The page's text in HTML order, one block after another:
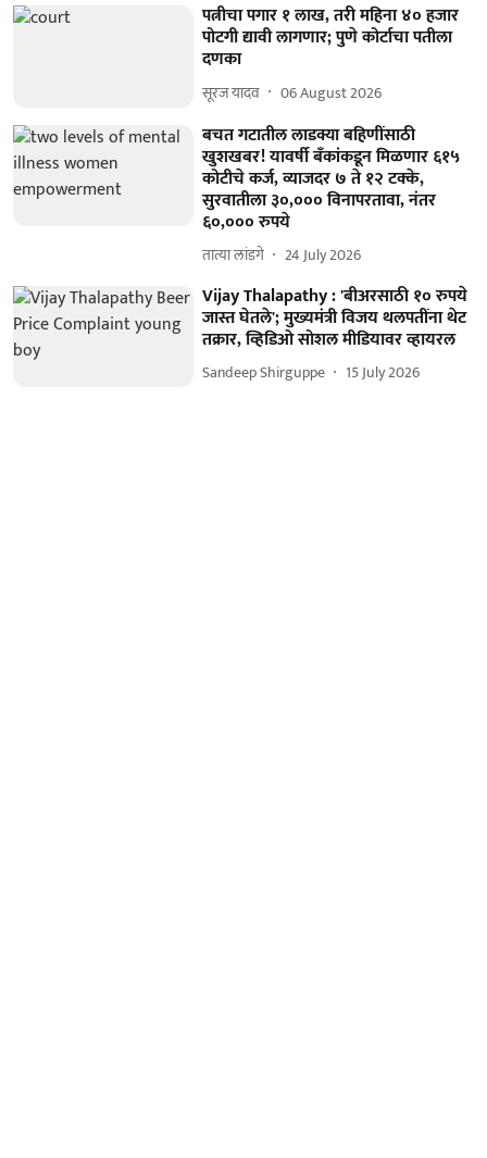
पत्नीचा पगार १ लाख, तरी महिना ४० हजार
पोटगी द्यावी लागणार; पुणे कोर्टाचा पतीला
दणका
सूरज यादव 06 August 2026
बचत गटातील लाडक्या बहिणींसाठी
खुशखबर! यावर्षी बॅंकांकडून मिळणार ६१५
कोटीचे कर्ज, व्याजदर ७ ते १२ टक्के,
सुरवातीला ३०,००० विनापरतावा, नंतर
६०,००० रुपये
तात्या लांडगे 24 July 2026
Vijay Thalapathy : 'बीअरसाठी १० रुपये
जास्त घेतले'; मुख्यमंत्री विजय थलपतींना थेट
तक्रार, व्हिडिओ सोशल मीडियावर व्हायरल
Sandeep Shirguppe 15 July 2026